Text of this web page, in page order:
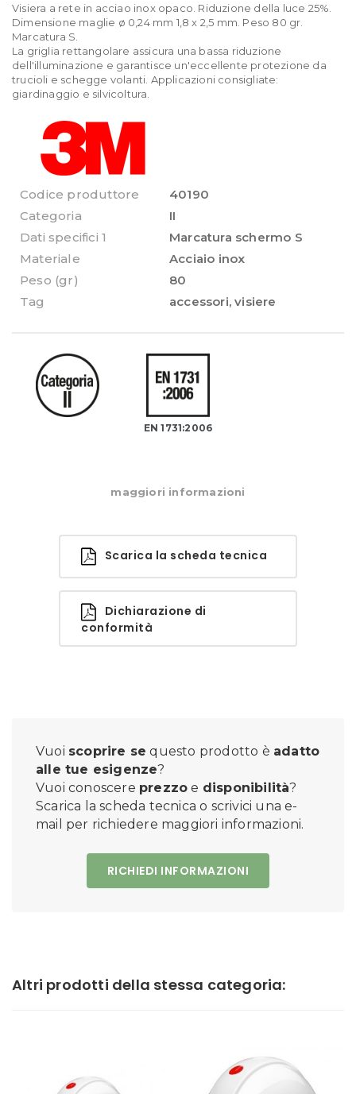
Visiera a rete in acciao inox opaco. Riduzione della luce 25%.
Dimensione maglie ø 0,24 mm 1,8 x 2,5 mm. Peso 80 gr.
Marcatura S.
La griglia rettangolare assicura una bassa riduzione
dell'illuminazione e garantisce un'eccellente protezione da
trucioli e schegge volanti. Applicazioni consigliate:
giardinaggio e silvicoltura.
Codice produttore
40190
Categoria
II
Dati specifici 1
Marcatura schermo S
Materiale
Acciaio inox
Peso (gr)
80
Tag
accessori,visiere
EN 1731:2006
maggiori informazioni
Scarica la scheda tecnica
Dichiarazione di
conformità
Vuoi scoprire se questo prodotto è adatto
alle tue esigenze?
Vuoi conoscere prezzo e disponibilità?
Scarica la scheda tecnica o scrivici una e-
mail per richiedere maggiori informazioni.
RICHIEDI INFORMAZIONI
Altri prodotti della stessa categoria: